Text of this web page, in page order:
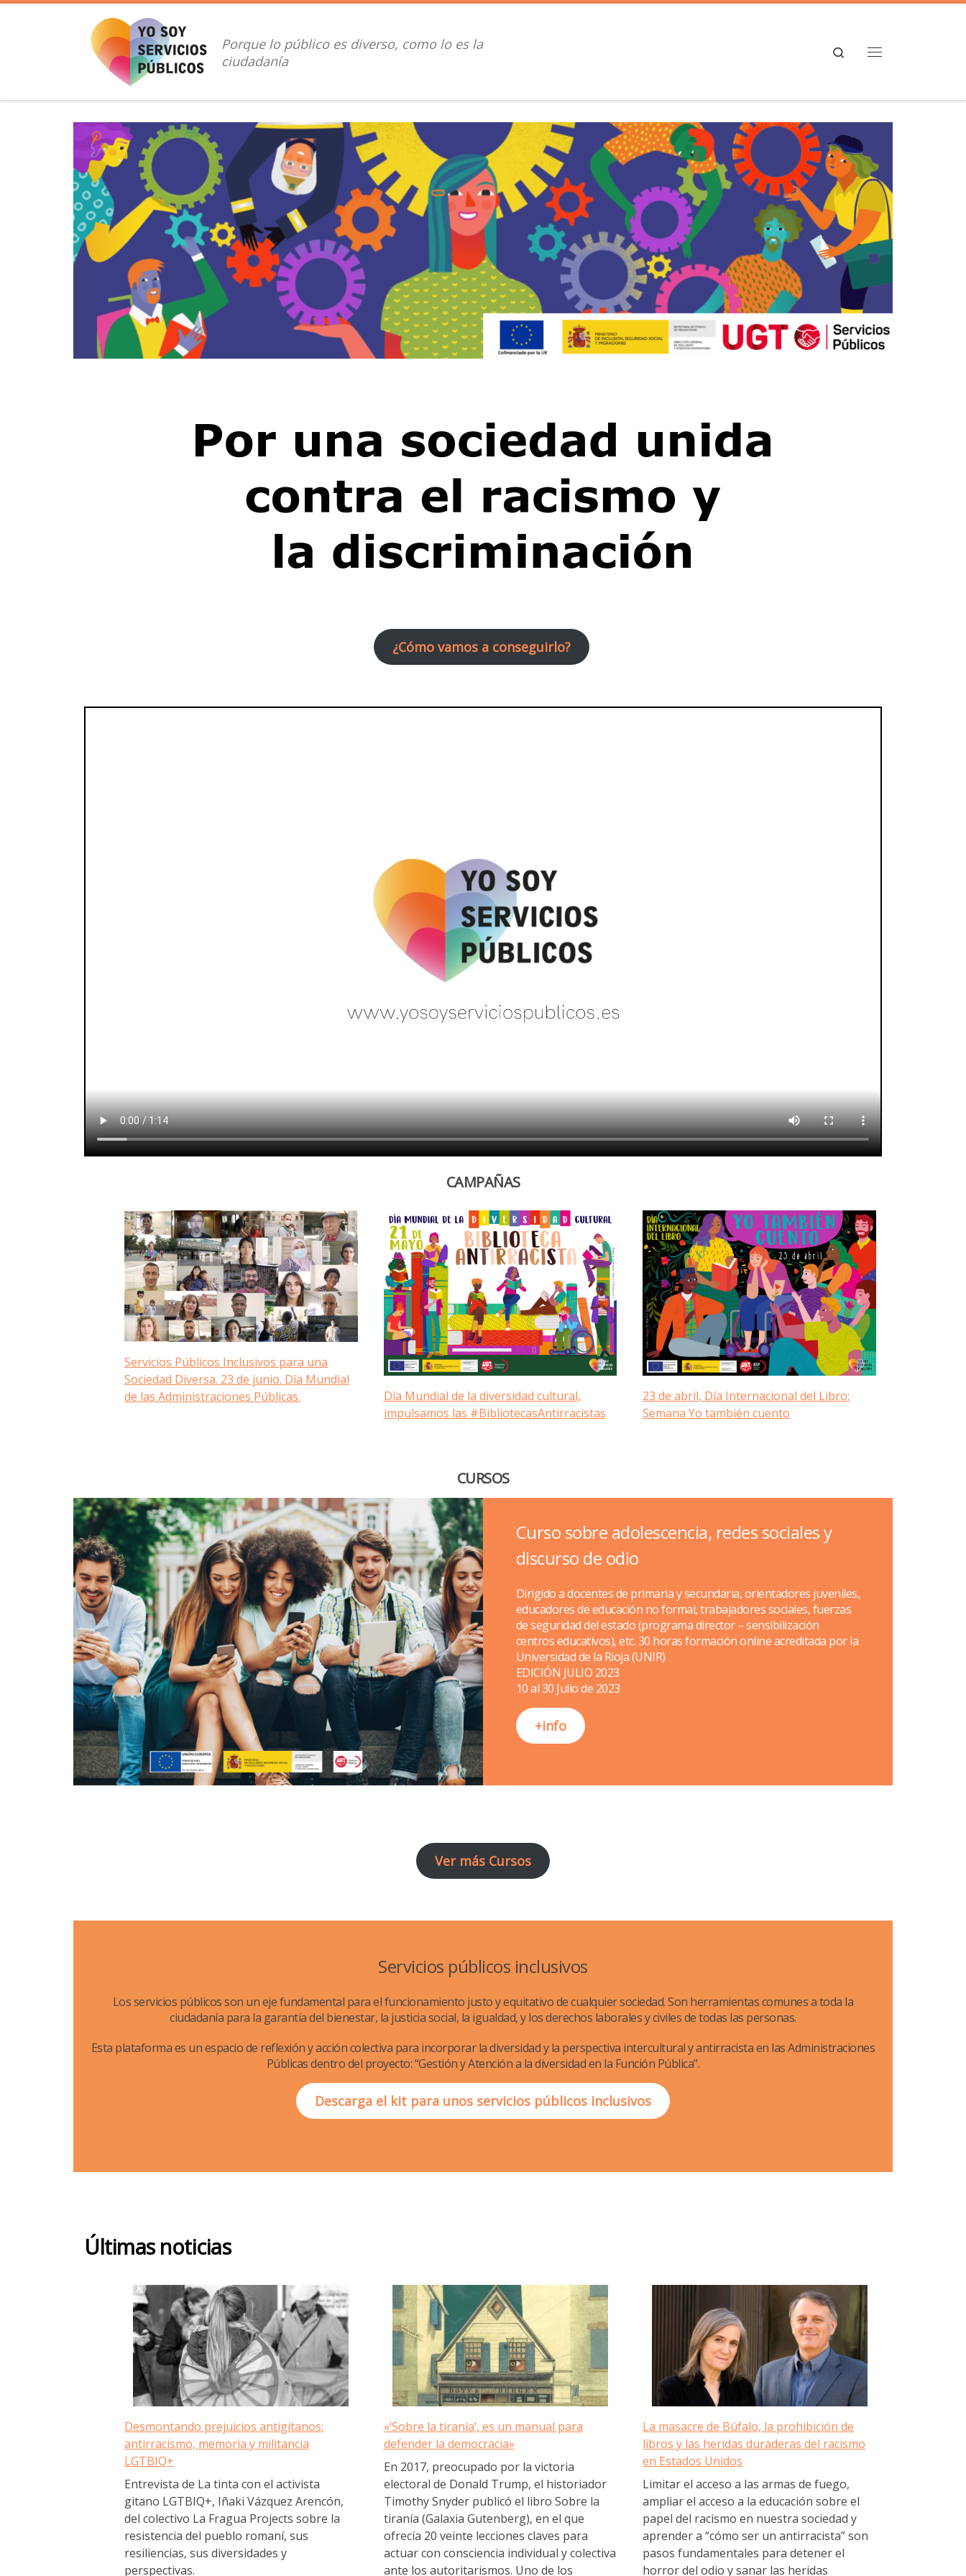
Saltar al contenido
Porque lo público es diverso, como lo es la
ciudadanía
Search
¿Cómo vamos a conseguirlo?
CAMPAÑAS
Servicios Públicos Inclusivos para una
Sociedad Diversa. 23 de junio. Día Mundial
de las Administraciones Públicas.
Día Mundial de la diversidad cultural,
impulsamos las #BibliotecasAntirracistas
23 de abril, Día Internacional del Libro:
Semana Yo también cuento
CURSOS
Curso sobre adolescencia, redes sociales y
discurso de odio
Dirigido a docentes de primaria y secundaria, orientadores juveniles,
educadores de educación no formal, trabajadores sociales, fuerzas
de seguridad del estado (programa director – sensibilización
centros educativos), etc. 30 horas formación online acreditada por la
Universidad de la Rioja (UNIR)
EDICIÓN JULIO 2023
10 al 30 Julio de 2023
+info
Ver más Cursos
Servicios públicos inclusivos
Los servicios públicos son un eje fundamental para el funcionamiento justo y equitativo de cualquier sociedad. Son herramientas comunes a toda la
ciudadanía para la garantía del bienestar, la justicia social, la igualdad, y los derechos laborales y civiles de todas las personas.
Esta plataforma es un espacio de reflexión y acción colectiva para incorporar la diversidad y la perspectiva intercultural y antirracista en las Administraciones
Públicas dentro del proyecto: “Gestión y Atención a la diversidad en la Función Pública”.
Descarga el kit para unos servicios públicos inclusivos
Últimas noticias
Desmontando prejuicios antigitanos:
antirracismo, memoria y militancia
LGTBIQ+
Entrevista de La tinta con el activista
gitano LGTBIQ+, Iñaki Vázquez Arencón,
del colectivo La Fragua Projects sobre la
resistencia del pueblo romaní, sus
resiliencias, sus diversidades y
perspectivas.
«‘Sobre la tiranía’, es un manual para
defender la democracia»
En 2017, preocupado por la victoria
electoral de Donald Trump, el historiador
Timothy Snyder publicó el libro Sobre la
tiranía (Galaxia Gutenberg), en el que
ofrecía 20 veinte lecciones claves para
actuar con consciencia individual y colectiva
ante los autoritarismos. Uno de los
La masacre de Búfalo, la prohibición de
libros y las heridas duraderas del racismo
en Estados Unidos
Limitar el acceso a las armas de fuego,
ampliar el acceso a la educación sobre el
papel del racismo en nuestra sociedad y
aprender a “cómo ser un antirracista” son
pasos fundamentales para detener el
horror del odio y sanar las heridas